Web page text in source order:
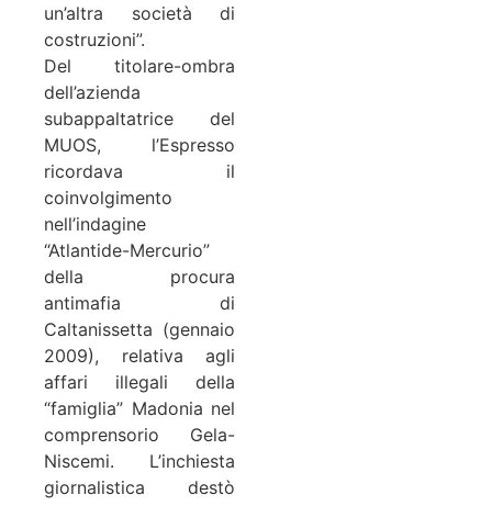
un’altra società di
costruzioni”.
Del titolare-ombra
dell’azienda
subappaltatrice del
MUOS, l’Espresso
ricordava il
coinvolgimento
nell’indagine
“Atlantide-Mercurio”
della procura
antimafia di
Caltanissetta (gennaio
2009), relativa agli
affari illegali della
“famiglia” Madonia nel
comprensorio Gela-
Niscemi. L’inchiesta
giornalistica destò